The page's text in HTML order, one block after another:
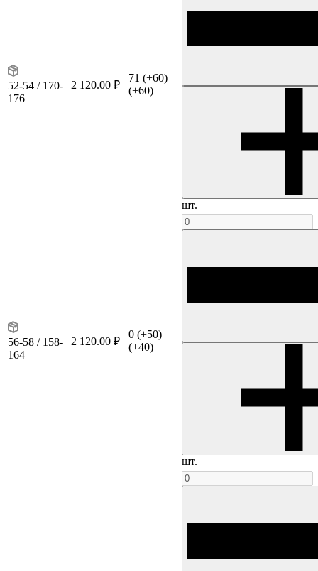
52-54 / 170-
176
2 120.00 ₽
71 (+60)
(+60)
шт.
56-58 / 158-
164
2 120.00 ₽
0 (+50)
(+40)
шт.